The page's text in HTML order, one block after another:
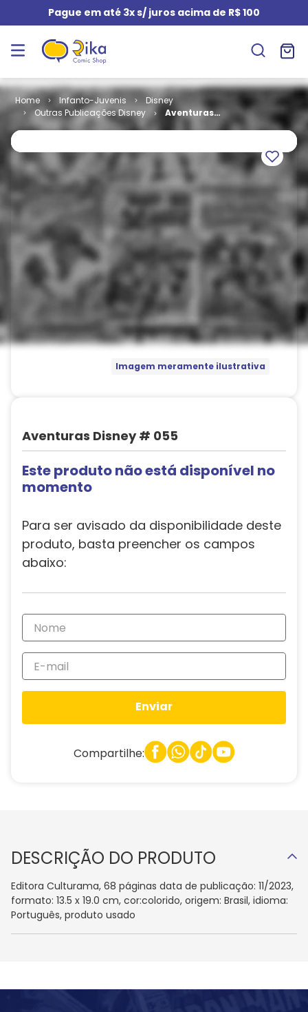
Pague em até 3x s/ juros acima de R$ 100
Infanto-Juvenis
Disney
Outras Publicações Disney
Aventuras
Disney # 055
Imagem meramente ilustrativa
Aventuras Disney # 055
Este produto não está disponível no
momento
Para ser avisado da disponibilidade deste
produto, basta preencher os campos
abaixo:
Enviar
Compartilhe:
DESCRIÇÃO DO PRODUTO
Editora Culturama, 68 páginas data de publicação: 11/2023,
formato: 13.5 x 19.0 cm, cor:colorido, origem: Brasil, idioma:
Português, produto usado